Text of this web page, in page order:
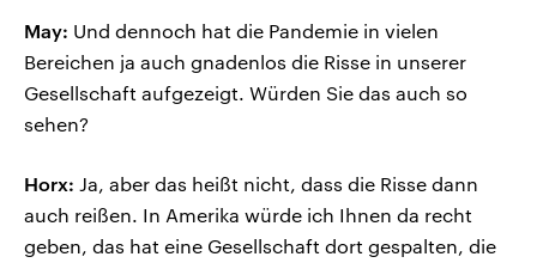
May: Und dennoch hat die Pandemie in vielen
Bereichen ja auch gnadenlos die Risse in unserer
Gesellschaft aufgezeigt. Würden Sie das auch so
sehen?
Horx: Ja, aber das heißt nicht, dass die Risse dann
auch reißen. In Amerika würde ich Ihnen da recht
geben, das hat eine Gesellschaft dort gespalten, die